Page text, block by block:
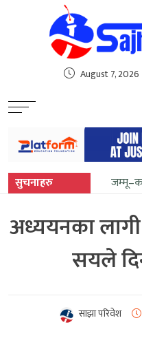
sweet bonanza
August 7, 2026
सुचनाहरु
अध्ययनका
सयले
साझा परिवेश